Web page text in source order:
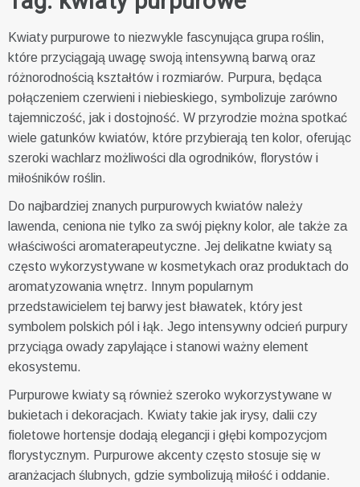
Kwiaty purpurowe to niezwykle fascynująca grupa roślin,
które przyciągają uwagę swoją intensywną barwą oraz
różnorodnością kształtów i rozmiarów. Purpura, będąca
połączeniem czerwieni i niebieskiego, symbolizuje zarówno
tajemniczość, jak i dostojność. W przyrodzie można spotkać
wiele gatunków kwiatów, które przybierają ten kolor, oferując
szeroki wachlarz możliwości dla ogrodników, florystów i
miłośników roślin.
Do najbardziej znanych purpurowych kwiatów należy
lawenda, ceniona nie tylko za swój piękny kolor, ale także za
właściwości aromaterapeutyczne. Jej delikatne kwiaty są
często wykorzystywane w kosmetykach oraz produktach do
aromatyzowania wnętrz. Innym popularnym
przedstawicielem tej barwy jest bławatek, który jest
symbolem polskich pól i łąk. Jego intensywny odcień purpury
przyciąga owady zapylające i stanowi ważny element
ekosystemu.
Purpurowe kwiaty są również szeroko wykorzystywane w
bukietach i dekoracjach. Kwiaty takie jak irysy, dalii czy
fioletowe hortensje dodają elegancji i głębi kompozycjom
florystycznym. Purpurowe akcenty często stosuje się w
aranżacjach ślubnych, gdzie symbolizują miłość i oddanie.